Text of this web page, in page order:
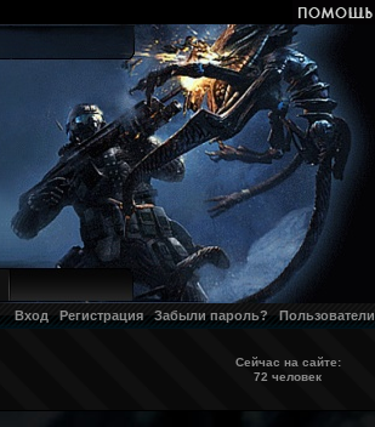
Вход Регистрация Забыли пароль? Пользователи
Сейчас на сайте:
72 человек